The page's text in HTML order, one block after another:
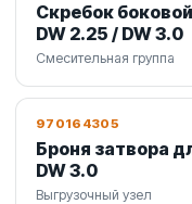
Скребок
DW 2.25 / DW 3.0
Смесительная группа
970164305
Броня затвора
DW 3.0
Выгрузочный узел